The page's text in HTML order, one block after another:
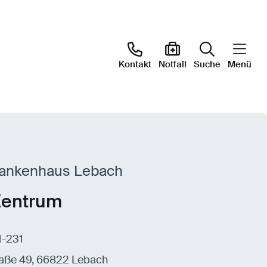
Kontakt Notfall Suche Menü
Lebach
231
49, 66822 Lebach